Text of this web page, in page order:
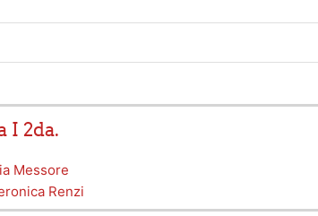
I 2da.
Messore
Renzi